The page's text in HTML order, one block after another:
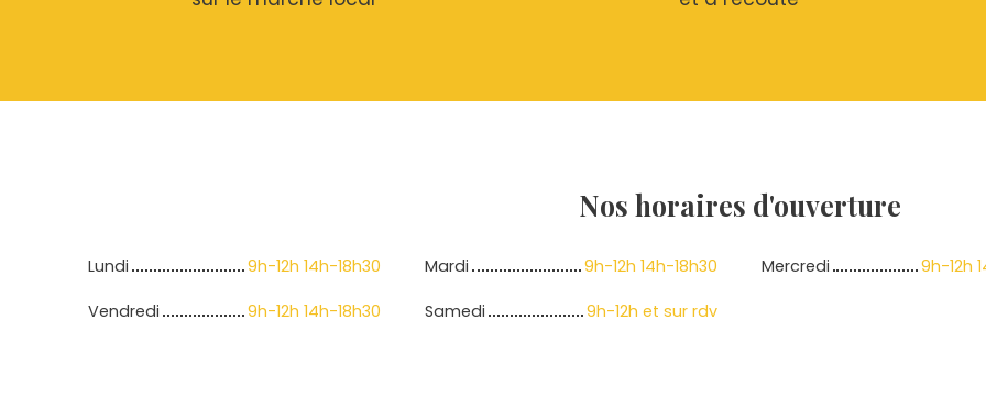
Nos horaires d'ouverture
Lundi 9h-12h 14h-18h30 Mardi 9h-12h 14h-18h30 Mercredi 9h-12h
Vendredi 9h-12h 14h-18h30 Samedi 9h-12h et sur rdv